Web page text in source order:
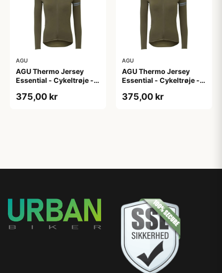
AGU
AGU Thermo Jersey
Essential - Cykeltrøje -
XL
375,00 kr
AGU
AGU Thermo Jersey
Essential - Cykeltrøje -
XXL
375,00 kr